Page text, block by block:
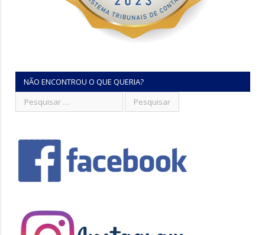
NÃO ENCONTROU O QUE QUERIA?